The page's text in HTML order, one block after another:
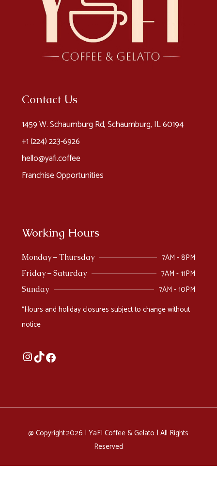
Contact Us
1459 W. Schaumburg Rd, Schaumburg, IL 60194
+1 (224) 223-6926​
hello@yafi.coffee
Franchise Opportunities
Working Hours
Monday – Thursday 7AM - 8PM
Friday – Saturday 7AM - 11PM
Sunday
7AM - 10PM
*Hours and holiday closures subject to change without
notice
@ Copyright 2026 |YaFI Coffee & Gelato | All Rights
Reserved